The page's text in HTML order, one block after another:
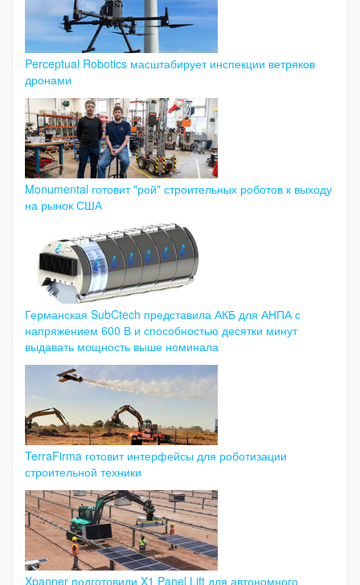
Perceptual Robotics масштабирует инспекции ветряков
дронами
Monumental готовит "рой" строительных роботов к выходу
на рынок США
Германская SubCtech представила АКБ для АНПА с
напряжением 600 В и способностью десятки минут
выдавать мощность выше номинала
TerraFirma готовит интерфейсы для роботизации
строительной техники
Xpanner подготовили X1 Panel Lift для автономного